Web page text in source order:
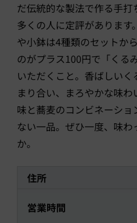
だ伝統的な製法で作る手
多くの人に定評がありま
や小鉢は4種類のセットか
のがプラス100円で「くる
いただくこと。香ばしい
まり合い、まろやかな味
味と蕎麦のコンビネーシ
ない一品。ぜひ一度、味
か。
住所
営業時間